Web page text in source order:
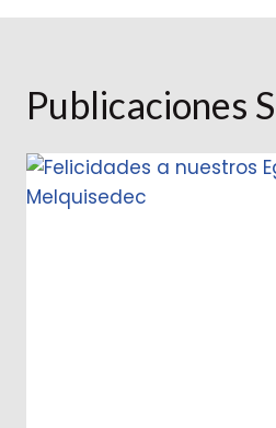
Publicaciones